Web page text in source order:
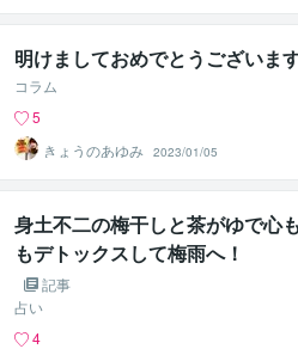
明けましておめでとうございま
コラム
5
きょうのあゆみ 2023/01/05
身土不二の梅干しと茶がゆで心
もデトックスして梅雨へ！
記事
占い
4